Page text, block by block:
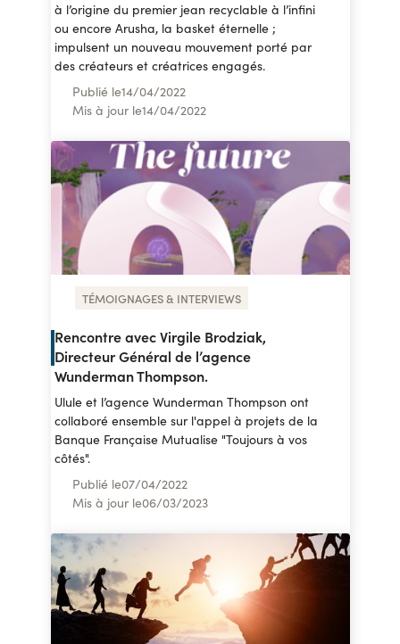
à l’origine du premier jean recyclable à l’infini
ou encore Arusha, la basket éternelle ;
impulsent un nouveau mouvement porté par
des créateurs et créatrices engagés.
Publié le14/04/2022
Mis à jour le14/04/2022
TÉMOIGNAGES & INTERVIEWS
Rencontre avec Virgile Brodziak,
Directeur Général de l’agence
Wunderman Thompson.
Ulule et l’agence Wunderman Thompson ont
collaboré ensemble sur l'appel à projets de la
Banque Française Mutualise "Toujours à vos
côtés".
Publié le07/04/2022
Mis à jour le06/03/2023